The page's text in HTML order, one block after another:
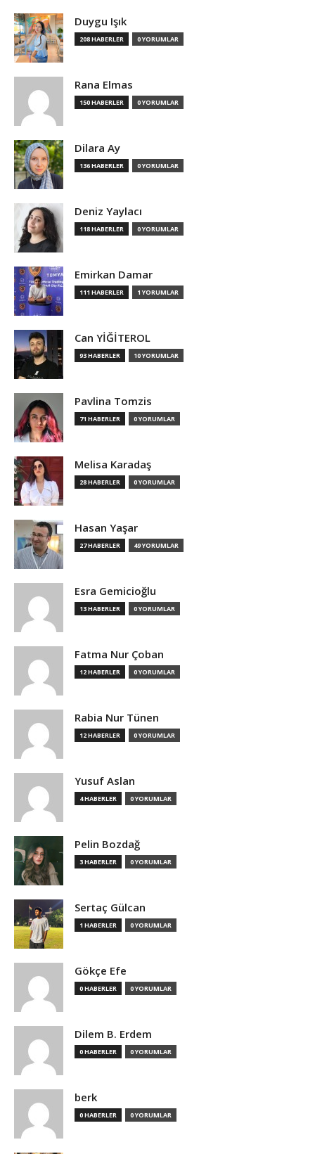
Duygu Işık
208 HABERLER 0 YORUMLAR
Rana Elmas
150 HABERLER 0 YORUMLAR
Dilara Ay
136 HABERLER 0 YORUMLAR
Deniz Yaylacı
118 HABERLER 0 YORUMLAR
Emirkan Damar
111 HABERLER 1 YORUMLAR
Can YİĞİTEROL
93 HABERLER 10 YORUMLAR
Pavlina Tomzis
71 HABERLER 0 YORUMLAR
Melisa Karadaş
28 HABERLER 0 YORUMLAR
Hasan Yaşar
27 HABERLER 49 YORUMLAR
Esra Gemicioğlu
13 HABERLER 0 YORUMLAR
Fatma Nur Çoban
12 HABERLER 0 YORUMLAR
Rabia Nur Tünen
12 HABERLER 0 YORUMLAR
Yusuf Aslan
4 HABERLER 0 YORUMLAR
Pelin Bozdağ
3 HABERLER 0 YORUMLAR
Sertaç Gülcan
1 HABERLER 0 YORUMLAR
Gökçe Efe
0 HABERLER 0 YORUMLAR
Dilem B. Erdem
0 HABERLER 0 YORUMLAR
berk
0 HABERLER 0 YORUMLAR